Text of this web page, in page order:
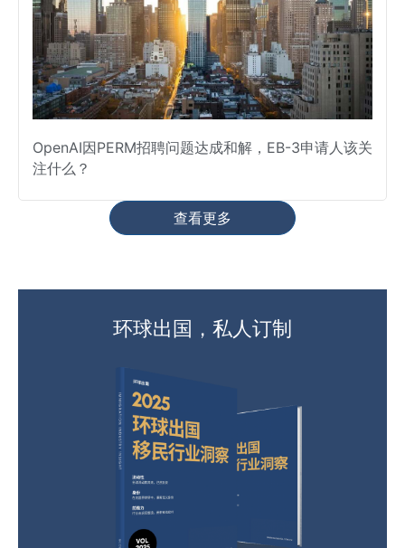
OpenAI因PERM招聘问题达成和解，EB-3申请人该关
注什么？
查看更多
环球出国，私人订制